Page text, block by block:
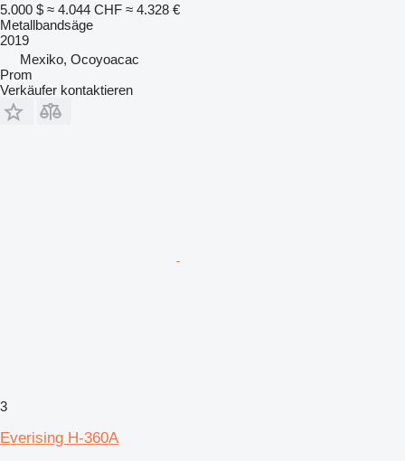
5.000 $ ≈ 4.044 CHF ≈ 4.328 €
Metallbandsäge
2019
Mexiko, Ocoyoacac
Prom
Verkäufer kontaktieren
3
Everising H-360A